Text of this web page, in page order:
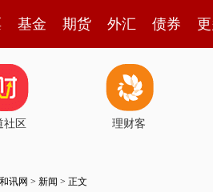
基金 期货 外汇 债券
社区 理财客
和讯网 > 新闻 > 正文